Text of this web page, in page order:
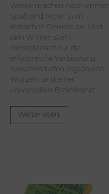
Werke machen noch immer
Spaß und regen zum
kritischen Denken an. Und
sein Wirken steht
exemplarisch für die
erfolgreiche Verbindung
zwischen tiefen regionalen
Wurzeln und einer
universellen Erzählkunst.
Weiterlesen